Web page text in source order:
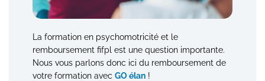
La formation en psychomotricité et le
remboursement fifpl est une question importante.
Nous vous parlons donc ici du remboursement de
votre formation avec GO élan !